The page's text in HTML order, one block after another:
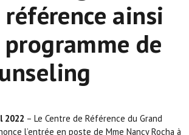
ainsi
de
2022 – Le Centre de Référence du Grand
l’entrée en poste de Mme Nancy Rocha à